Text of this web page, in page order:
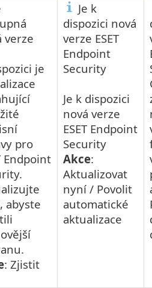
verze
je
pro
Endpoint
abyste
: Zjistit
Je k
dispozici nová
verze ESET
Endpoint
Security
Je k dispozici
nová verze
ESET Endpoint
Security
Akce:
Aktualizovat
nyní / Povolit
automatické
aktualizace